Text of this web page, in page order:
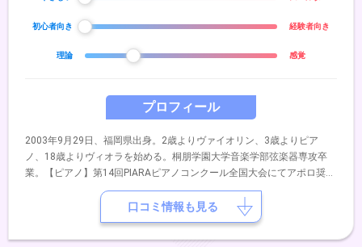
プロフィール
2003年9月29日、福岡県出身。2歳よりヴァイオリン、3歳よりピア
ノ、18歳よりヴィオラを始める。桐朋学園大学音楽学部弦楽器専攻卒
業。【ピアノ】第14回PIARAピアノコンクール全国大会にてアポロ奨励
賞受賞。第12回ショパン国際ピアノコンクール in ASIA 全国大会出場。
【ヴァイオリン】第69回全日本学生音楽コンクール北九州大会第2位、
及び全国大会入選。第25～28回日本クラシック音楽コンクール全国大
会出場。第55回北九州芸術祭クラシックコンクール金賞、及び北九州市
初心者向き 経験者向き
理論 感覚
口コミ情報も見る